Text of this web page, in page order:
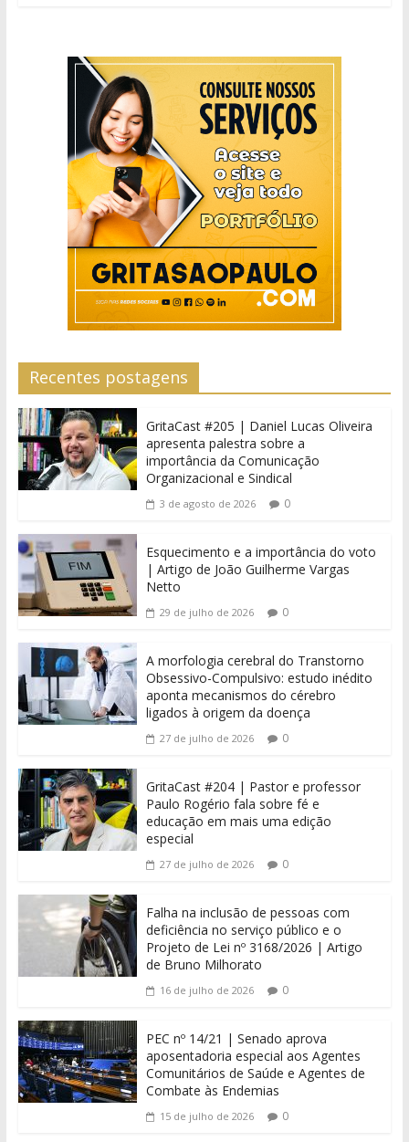
Recentes postagens
GritaCast #205 | Daniel Lucas Oliveira
apresenta palestra sobre a
importância da Comunicação
Organizacional e Sindical
3 de agosto de 2026 0
Esquecimento e a importância do voto
| Artigo de João Guilherme Vargas
Netto
29 de julho de 2026 0
A morfologia cerebral do Transtorno
Obsessivo-Compulsivo: estudo inédito
aponta mecanismos do cérebro
ligados à origem da doença
27 de julho de 2026 0
GritaCast #204 | Pastor e professor
Paulo Rogério fala sobre fé e
educação em mais uma edição
especial
27 de julho de 2026 0
Falha na inclusão de pessoas com
deficiência no serviço público e o
Projeto de Lei nº 3168/2026 | Artigo
de Bruno Milhorato
16 de julho de 2026 0
PEC nº 14/21 | Senado aprova
aposentadoria especial aos Agentes
Comunitários de Saúde e Agentes de
Combate às Endemias
15 de julho de 2026 0